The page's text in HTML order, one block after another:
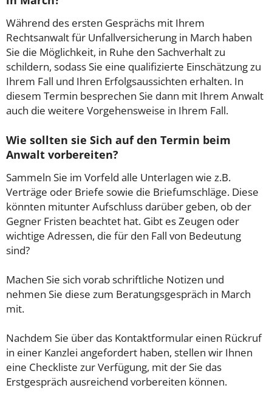
Während des ersten Gesprächs mit Ihrem
Rechtsanwalt für Unfallversicherung in March haben
Sie die Möglichkeit, in Ruhe den Sachverhalt zu
schildern, sodass Sie eine qualifizierte Einschätzung zu
Ihrem Fall und Ihren Erfolgsaussichten erhalten. In
diesem Termin besprechen Sie dann mit Ihrem Anwalt
auch die weitere Vorgehensweise in Ihrem Fall.
Wie sollten sie Sich auf den Termin beim
Anwalt vorbereiten?
Sammeln Sie im Vorfeld alle Unterlagen wie z.B.
Verträge oder Briefe sowie die Briefumschläge. Diese
könnten mitunter Aufschluss darüber geben, ob der
Gegner Fristen beachtet hat. Gibt es Zeugen oder
wichtige Adressen, die für den Fall von Bedeutung
sind?
Machen Sie sich vorab schriftliche Notizen und
nehmen Sie diese zum Beratungsgespräch in March
mit.
Nachdem Sie über das Kontaktformular einen Rückruf
in einer Kanzlei angefordert haben, stellen wir Ihnen
eine Checkliste zur Verfügung, mit der Sie das
Erstgespräch ausreichend vorbereiten können.